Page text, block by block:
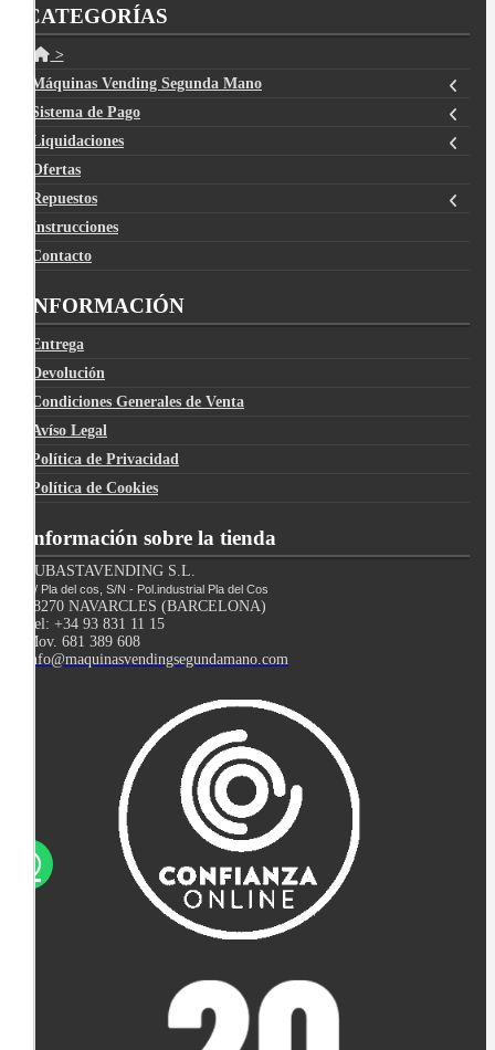
CATEGORÍAS
>
Máquinas Vending Segunda Mano
Sistema de Pago
Liquidaciones
Ofertas
Repuestos
Instrucciones
Contacto
INFORMACIÓN
Entrega
Devolución
Condiciones Generales de Venta
Avíso Legal
Política de Privacidad
Política de Cookies
Información sobre la tienda
SUBASTAVENDING S.L.
C/ Pla del cos, S/N - Pol.industrial Pla del Cos
08270 NAVARCLES (BARCELONA)
Tel: +34 93 831 11 15
Mov. 681 389 608
info@maquinasvendingsegundamano.com